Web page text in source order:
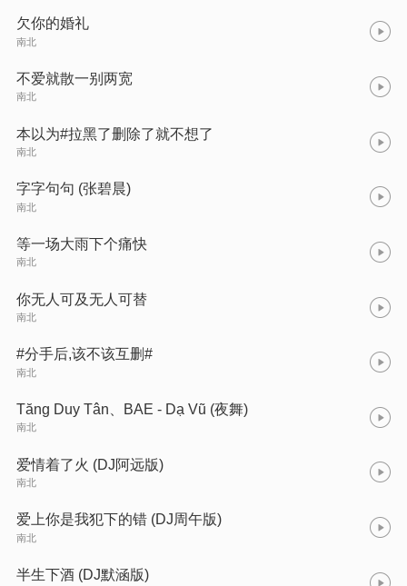
欠你的婚礼
南北
不爱就散一别两宽
南北
本以为#拉黑了删除了就不想了
南北
字字句句 (张碧晨)
南北
等一场大雨下个痛快
南北
你无人可及无人可替
南北
#分手后,该不该互删#
南北
Tăng Duy Tân、BAE - Dạ Vũ (夜舞)
南北
爱情着了火 (DJ阿远版)
南北
爱上你是我犯下的错 (DJ周午版)
南北
半生下酒 (DJ默涵版)